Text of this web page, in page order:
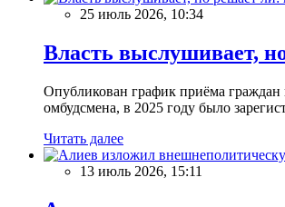
25 июль 2026, 10:34
Власть выслушивает,
Опубликован график приёма граждан
омбудсмена, в 2025 году было
Читать далее
13 июль 2026, 15:11